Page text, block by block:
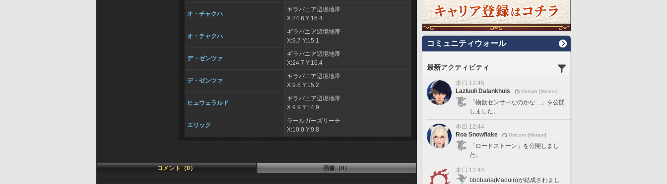
オ・チャクハ
ギラバニア辺境地帯
X:24.6 Y:16.4
オ・チャクハ
ギラバニア辺境地帯
X:9.7 Y:15.1
デ・ゼンツァ
ギラバニア辺境地帯
X:24.7 Y:16.4
デ・ゼンツァ
ギラバニア辺境地帯
X:9.6 Y:15.2
ヒュウェラルド
ギラバニア辺境地帯
X:9.9 Y:14.9
エリック
ラールガーズリーチ
X:10.0 Y:9.8
コメント（0） 画像（0）
コミュニティウォール
最新アクティビティ
本日 12:45
Lazluuli Dalankhuis
Ramuh [Meteor]
「物欲センサーなのかな…」を公開
しました。
本日 12:44
Roa Snowflake
Unicorn [Meteor]
「ロードストーン」を公開しまし
た。
本日 12:44
bbbbaria(Maduin)が結成されまし